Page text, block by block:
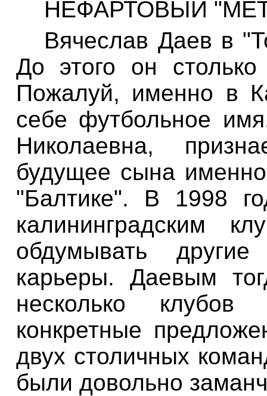
НЕФАРТОВЫЙ
Вячеслав Даев в
До этого он
Пожалуй, именно в
себе футбольное
Николаевна,
будущее сына именно
"Балтике". В 1998
калининградским
обдумывать
карьеры. Даевым
несколько
конкретные
двух столичных
были довольно